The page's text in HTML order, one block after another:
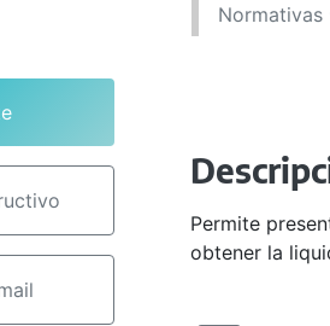
Normativas
Permite
obtener la